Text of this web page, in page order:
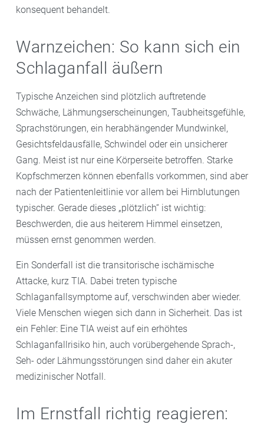
konsequent behandelt.
Warnzeichen: So kann sich ein
Schlaganfall äußern
Typische Anzeichen sind plötzlich auftretende
Schwäche, Lähmungserscheinungen, Taubheitsgefühle,
Sprachstörungen, ein herabhängender Mundwinkel,
Gesichtsfeldausfälle, Schwindel oder ein unsicherer
Gang. Meist ist nur eine Körperseite betroffen. Starke
Kopfschmerzen können ebenfalls vorkommen, sind aber
nach der Patientenleitlinie vor allem bei Hirnblutungen
typischer. Gerade dieses „plötzlich“ ist wichtig:
Beschwerden, die aus heiterem Himmel einsetzen,
müssen ernst genommen werden.
Ein Sonderfall ist die transitorische ischämische
Attacke, kurz TIA. Dabei treten typische
Schlaganfallsymptome auf, verschwinden aber wieder.
Viele Menschen wiegen sich dann in Sicherheit. Das ist
ein Fehler: Eine TIA weist auf ein erhöhtes
Schlaganfallrisiko hin, auch vorübergehende Sprach-,
Seh- oder Lähmungsstörungen sind daher ein akuter
medizinischer Notfall.
Im Ernstfall richtig reagieren: